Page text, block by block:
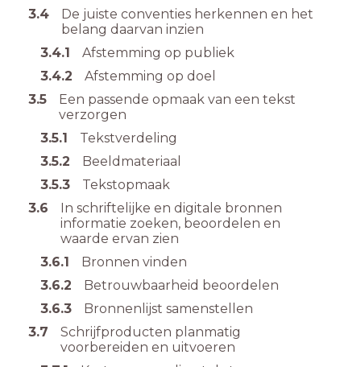
3.4
De juiste conventies herkennen en het
belang daarvan inzien
3.4.1
Afstemming op publiek
3.4.2
Afstemming op doel
3.5
Een passende opmaak van een tekst
verzorgen
3.5.1
Tekstverdeling
3.5.2
Beeldmateriaal
3.5.3
Tekstopmaak
3.6
In schriftelijke en digitale bronnen
informatie zoeken, beoordelen en
waarde ervan zien
3.6.1
Bronnen vinden
3.6.2
Betrouwbaarheid beoordelen
3.6.3
Bronnenlijst samenstellen
3.7
Schrijfproducten planmatig
voorbereiden en uitvoeren